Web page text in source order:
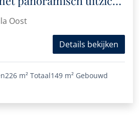
Oost
Details bekijken
226 m² Totaal149 m² Gebouwd